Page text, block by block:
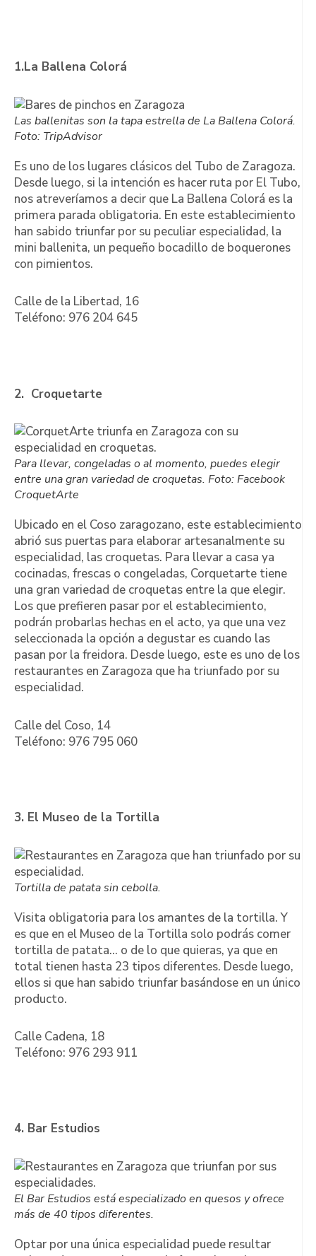
1.La Ballena Colorá
Las ballenitas son la tapa estrella de La Ballena Colorá.
Foto: TripAdvisor
Es uno de los lugares clásicos del Tubo de Zaragoza.
Desde luego, si la intención es hacer ruta por El Tubo,
nos atreveríamos a decir que La Ballena Colorá es la
primera parada obligatoria. En este establecimiento
han sabido triunfar por su peculiar especialidad, la
mini ballenita, un pequeño bocadillo de boquerones
con pimientos.
Calle de la Libertad, 16
Teléfono: 976 204 645
2. Croquetarte
Para llevar, congeladas o al momento, puedes elegir
entre una gran variedad de croquetas. Foto: Facebook
CroquetArte
Ubicado en el Coso zaragozano, este establecimiento
abrió sus puertas para elaborar artesanalmente su
especialidad, las croquetas. Para llevar a casa ya
cocinadas, frescas o congeladas, Corquetarte tiene
una gran variedad de croquetas entre la que elegir.
Los que prefieren pasar por el establecimiento,
podrán probarlas hechas en el acto, ya que una vez
seleccionada la opción a degustar es cuando las
pasan por la freidora. Desde luego, este es uno de los
restaurantes en Zaragoza que ha triunfado por su
especialidad.
Calle del Coso, 14
Teléfono: 976 795 060
3. El Museo de la Tortilla
Tortilla de patata sin cebolla.
Visita obligatoria para los amantes de la tortilla. Y
es que en el Museo de la Tortilla solo podrás comer
tortilla de patata… o de lo que quieras, ya que en
total tienen hasta 23 tipos diferentes. Desde luego,
ellos si que han sabido triunfar basándose en un único
producto.
Calle Cadena, 18
Teléfono: 976 293 911
4. Bar Estudios
El Bar Estudios está especializado en quesos y ofrece
más de 40 tipos diferentes.
Optar por una única especialidad puede resultar